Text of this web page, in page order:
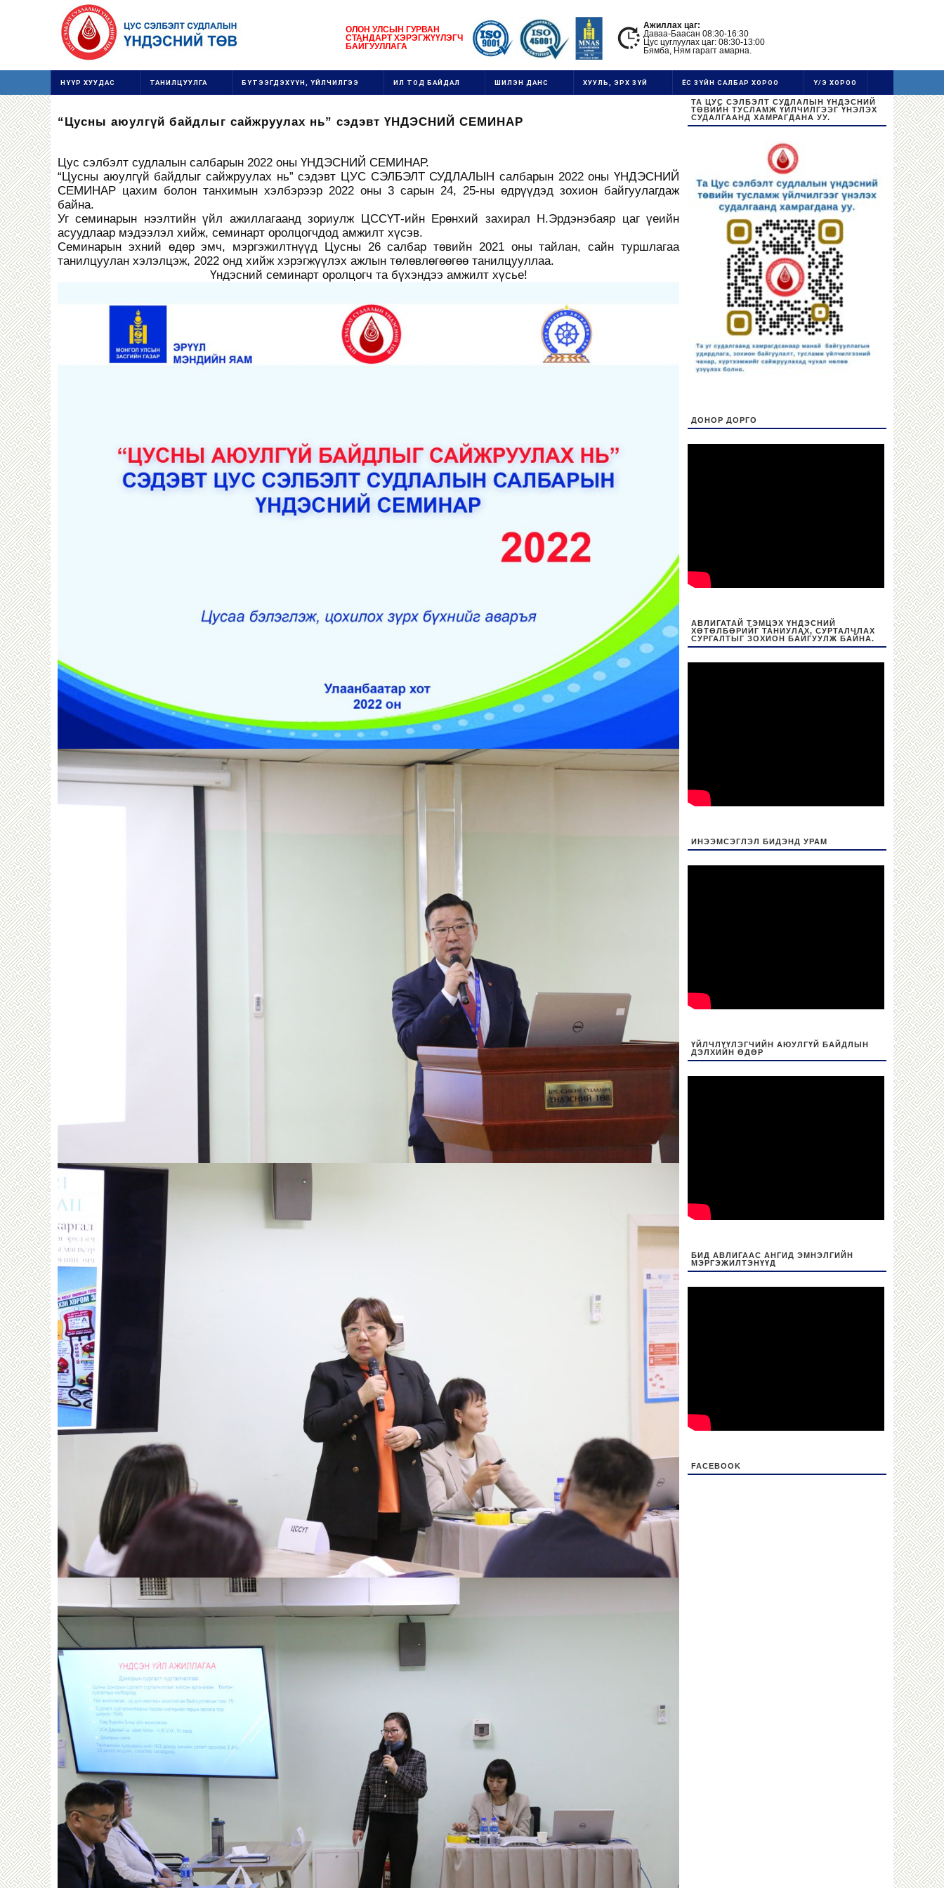
ОЛОН УЛСЫН ГУРВАН
СТАНДАРТ ХЭРЭГЖҮҮЛЭГЧ
БАЙГУУЛЛАГА
Ажиллах цаг:
Даваа-Баасан 08:30-16:30
Цус цуглуулах цаг: 08:30-13:00
Бямба, Ням гарагт амарна.
НҮҮР ХУУДАС ТАНИЛЦУУЛГА БҮТЭЭГДЭХҮҮН, ҮЙЛЧИЛГЭЭ ИЛ ТОД БАЙДАЛ ШИЛЭН ДАНС ХУУЛЬ, ЭРХ ЗҮЙ ЁС ЗҮЙН САЛБАР ХОРОО Ү/Э ХОРОО
“Цусны аюулгүй байдлыг сайжруулах нь” сэдэвт ҮНДЭСНИЙ СЕМИНАР
Цус сэлбэлт судлалын салбарын 2022 оны ҮНДЭСНИЙ СЕМИНАР.
“Цусны аюулгүй байдлыг сайжруулах нь” сэдэвт ЦУС СЭЛБЭЛТ СУДЛАЛЫН салбарын 2022 оны ҮНДЭСНИЙ
СЕМИНАР цахим болон танхимын хэлбэрээр 2022 оны 3 сарын 24, 25-ны өдрүүдэд зохион байгуулагдаж
байна.
Уг семинарын нээлтийн үйл ажиллагаанд зориулж ЦССҮТ-ийн Ерөнхий захирал Н.Эрдэнэбаяр цаг үеийн
асуудлаар мэдээлэл хийж, семинарт оролцогчдод амжилт хүсэв.
Семинарын эхний өдөр эмч, мэргэжилтнүүд Цусны 26 салбар төвийн 2021 оны тайлан, сайн туршлагаа
танилцуулан хэлэлцэж, 2022 онд хийж хэрэгжүүлэх ажлын төлөвлөгөөгөө танилцууллаа.
Үндэсний семинарт оролцогч та бүхэндээ амжилт хүсье!
ТА ЦУС СЭЛБЭЛТ СУДЛАЛЫН ҮНДЭСНИЙ
ТӨВИЙН ТУСЛАМЖ ҮЙЛЧИЛГЭЭГ ҮНЭЛЭХ
СУДАЛГААНД ХАМРАГДАНА УУ.
ДОНОР ДОРГО
АВЛИГАТАЙ ТЭМЦЭХ ҮНДЭСНИЙ
ХӨТӨЛБӨРИЙГ ТАНИУЛАХ, СУРТАЛЧЛАХ
СУРГАЛТЫГ ЗОХИОН БАЙГУУЛЖ БАЙНА.
ИНЭЭМСЭГЛЭЛ БИДЭНД УРАМ
ҮЙЛЧЛҮҮЛЭГЧИЙН АЮУЛГҮЙ БАЙДЛЫН
ДЭЛХИЙН ӨДӨР
БИД АВЛИГААС АНГИД ЭМНЭЛГИЙН
МЭРГЭЖИЛТЭНҮҮД
FACEBOOK